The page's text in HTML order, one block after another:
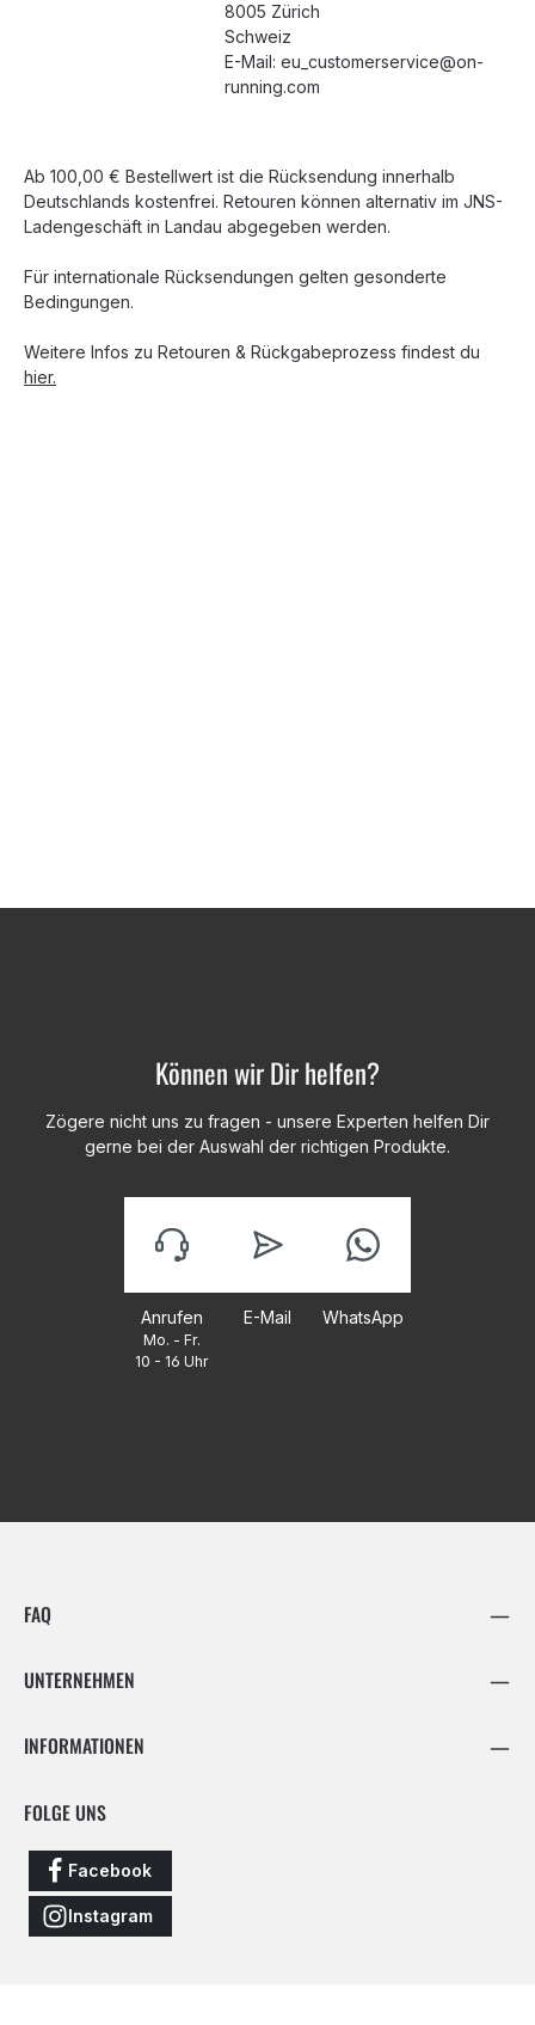
8005 Zürich
Schweiz
E-Mail: eu_customerservice@on-
running.com
Ab 100,00 € Bestellwert ist die Rücksendung innerhalb
Deutschlands kostenfrei. Retouren können alternativ im JNS-
Ladengeschäft in Landau abgegeben werden.
Für internationale Rücksendungen gelten gesonderte
Bedingungen.
Weitere Infos zu Retouren & Rückgabeprozess findest du
hier.
Können wir Dir helfen?
Zögere nicht uns zu fragen - unsere Experten helfen Dir
gerne bei der Auswahl der richtigen Produkte.
Anrufen
Mo. - Fr.
10 - 16 Uhr
E-Mail WhatsApp
FAQ
UNTERNEHMEN
INFORMATIONEN
FOLGE UNS
Facebook
Instagram